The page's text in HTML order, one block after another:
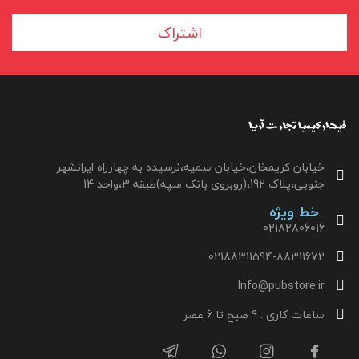
اشتراک
خیابان کریمخان،خیابان سمیه،نرسیده به چهارراه ایرانشهر
جنوبی،پلاک 192،(روبروی بانک سپه)طبقه 3،واحد 14
خط ویژه
02182806016
02188311594-88311672
Info@pubstore.ir
ساعات کاری : 9 صبح تا 6 عصر